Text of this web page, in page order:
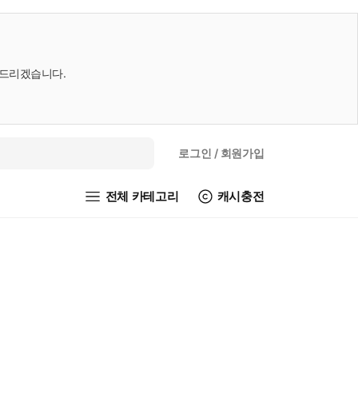
리겠습니다.
로그인 / 회원가입
전체 카테고리 캐시충전